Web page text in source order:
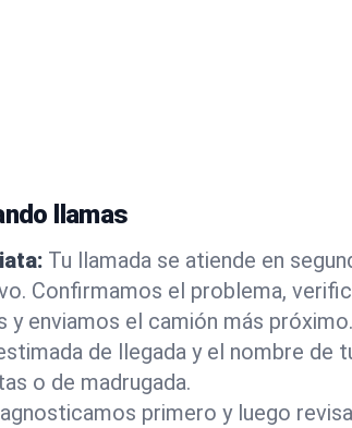
llamas
Tu llamada se atiende en
Confirmamos el problema,
y enviamos el camión más
de llegada y el nombre de
o de madrugada.
primero y luego